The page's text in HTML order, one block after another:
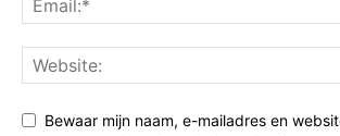
Bewaar mijn naam, e-mailadres en